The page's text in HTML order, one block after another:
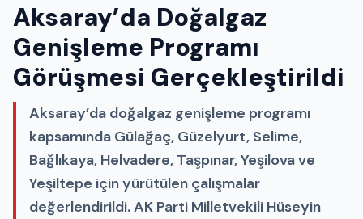
Aksaray’da Doğalgaz
Genişleme Programı
Görüşmesi Gerçekleştirildi
Aksaray’da doğalgaz genişleme programı
kapsamında Gülağaç, Güzelyurt, Selime,
Bağlıkaya, Helvadere, Taşpınar, Yeşilova ve
Yeşiltepe için yürütülen çalışmalar
değerlendirildi. AK Parti Milletvekili Hüseyin